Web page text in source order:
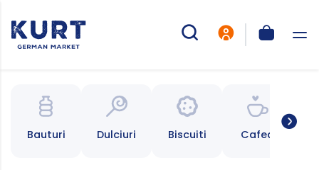
Bauturi Dulciuri Biscuiti Cafea